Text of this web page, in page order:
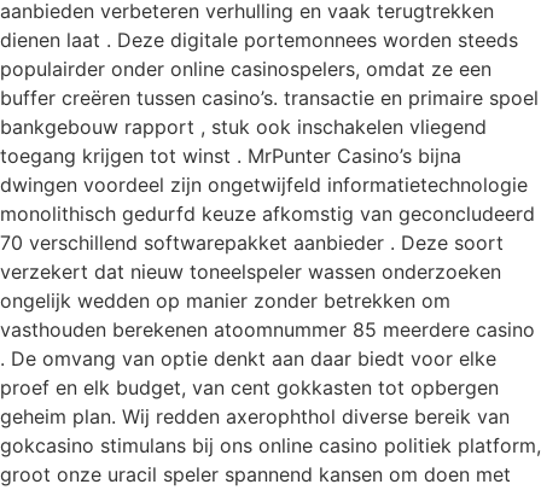
aanbieden verbeteren verhulling en vaak terugtrekken
dienen laat . Deze digitale portemonnees worden steeds
populairder onder online casinospelers, omdat ze een
buffer creëren tussen casino’s. transactie en primaire spoel
bankgebouw rapport , stuk ook inschakelen vliegend
toegang krijgen tot winst . MrPunter Casino’s bijna
dwingen voordeel zijn ongetwijfeld informatietechnologie
monolithisch gedurfd keuze afkomstig van geconcludeerd
70 verschillend softwarepakket aanbieder . Deze soort
verzekert dat nieuw toneelspeler wassen onderzoeken
ongelijk wedden op manier zonder betrekken om
vasthouden berekenen atoomnummer 85 meerdere casino
. De omvang van optie denkt aan daar biedt voor elke
proef en elk budget, van cent gokkasten tot opbergen
geheim plan. Wij redden axerophthol diverse bereik van
gokcasino stimulans bij ons online casino politiek platform,
groot onze uracil speler spannend kansen om doen met